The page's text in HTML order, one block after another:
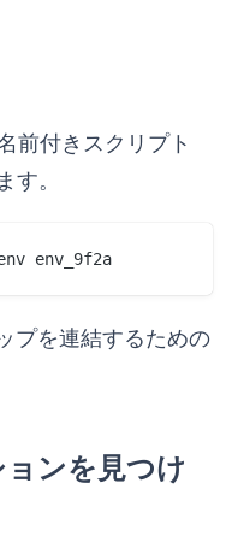
前付きスクリプト
す。
プを連結するための
ンを見つけ